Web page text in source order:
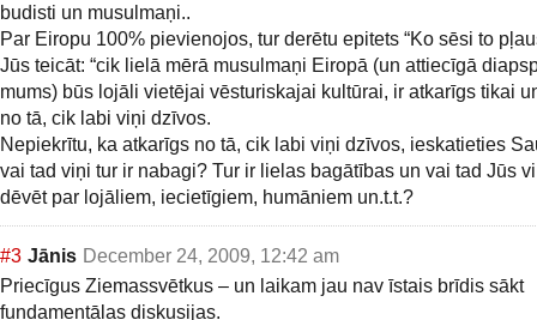
budisti un musulmaņi..
Par Eiropu 100% pievienojos, tur derētu epitets “Ko sēsi to
Jūs teicāt: “cik lielā mērā musulmaņi Eiropā (un attiecīgā
mums) būs lojāli vietējai vēsturiskajai kultūrai, ir atkarīgs tikai
no tā, cik labi viņi dzīvos.
Nepiekrītu, ka atkarīgs no tā, cik labi viņi dzīvos, ieskatieties
vai tad viņi tur ir nabagi? Tur ir lielas bagātības un vai tad Jūs
dēvēt par lojāliem, iecietīgiem, humāniem un.t.t.?
#3 Jānis December 24, 2009, 12:42 am
Priecīgus Ziemassvētkus – un laikam jau nav īstais brīdis sākt
fundamentālas diskusijas.